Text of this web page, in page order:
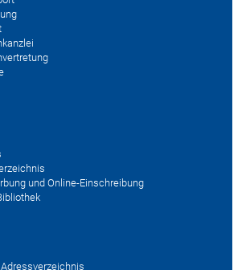
und Online-Einschreibung